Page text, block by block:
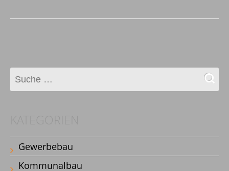
Gewerbebau
Kommunalbau